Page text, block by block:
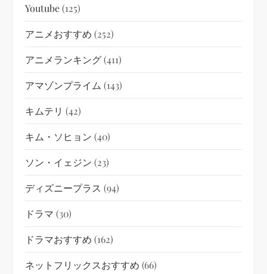
Youtube(125)
アニメおすすめ (252)
アニメランキング(411)
アマゾンプライム (143)
キムテリ (42)
キム・ソヒョン (40)
ソン・イェジン (23)
ディズニープラス (94)
ドラマ (30)
ドラマおすすめ (162)
ネットフリックスおすすめ (66)